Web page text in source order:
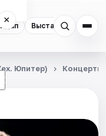
Выставки
×
☾
Юпитер) Концерты